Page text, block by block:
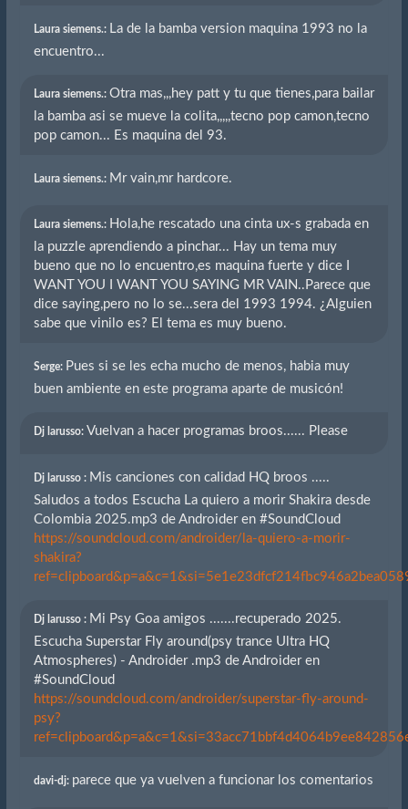
Laura siemens.: La de la bamba version maquina 1993 no la
encuentro...
Laura siemens.: Otra mas,,,hey patt y tu que tienes,para bailar
la bamba asi se mueve la colita,,,,,tecno pop camon,tecno
pop camon... Es maquina del 93.
Laura siemens.: Mr vain,mr hardcore.
Laura siemens.: Hola,he rescatado una cinta ux-s grabada en
la puzzle aprendiendo a pinchar... Hay un tema muy
bueno que no lo encuentro,es maquina fuerte y dice I
WANT YOU I WANT YOU SAYING MR VAIN..Parece que
dice saying,pero no lo se...sera del 1993 1994. ¿Alguien
sabe que vinilo es? El tema es muy bueno.
Serge: Pues si se les echa mucho de menos, habia muy
buen ambiente en este programa aparte de musicón!
Dj larusso: Vuelvan a hacer programas broos...... Please
Dj larusso : Mis canciones con calidad HQ broos .....
Saludos a todos Escucha La quiero a morir Shakira desde
Colombia 2025.mp3 de Androider en #SoundCloud
https://soundcloud.com/androider/la-quiero-a-morir-
shakira?
Dj larusso : Mi Psy Goa amigos .......recuperado 2025.
Escucha Superstar Fly around(psy trance Ultra HQ
Atmospheres) - Androider .mp3 de Androider en
#SoundCloud
https://soundcloud.com/androider/superstar-fly-around-
psy?
davi-dj: parece que ya vuelven a funcionar los comentarios